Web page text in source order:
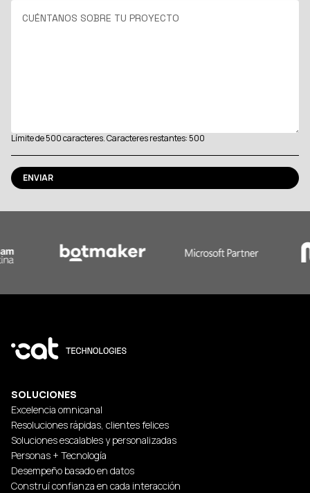
Límite de 500 caracteres. Caracteres restantes: 500
ENVIAR
SOLUCIONES
Excelencia omnicanal
Resoluciones rápidas, clientes felices
Soluciones escalables y personalizadas
Personas + Tecnología
Desempeño basado en datos
Construí confianza en cada interacción